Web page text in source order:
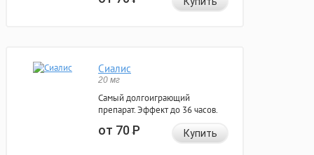
Сиалис
20 мг
Самый долгоиграющий
препарат. Эффект до 36 часов.
от 70Р Купить